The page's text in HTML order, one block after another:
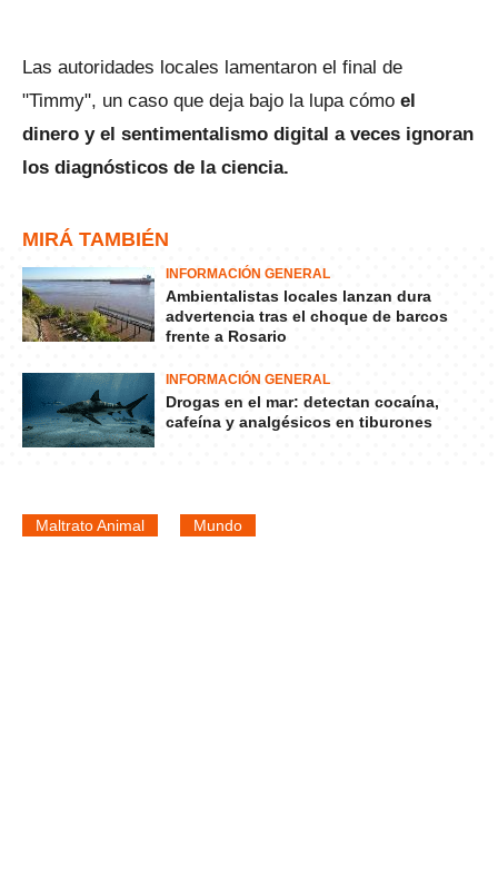
Las autoridades locales lamentaron el final de
"Timmy", un caso que deja bajo la lupa cómo el
dinero y el sentimentalismo digital a veces ignoran
los diagnósticos de la ciencia.
MIRÁ TAMBIÉN
INFORMACIÓN GENERAL
Ambientalistas locales lanzan dura
advertencia tras el choque de barcos
frente a Rosario
INFORMACIÓN GENERAL
Drogas en el mar: detectan cocaína,
cafeína y analgésicos en tiburones
Maltrato Animal Mundo